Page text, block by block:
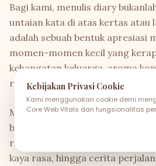
Bagi kami, menulis diary
untaian kata di atas kertas atau
adalah sebuah bentuk apresiasi
momen-momen kecil yang
kehangatan keluarga, aroma
refleksi pertumbuhan diri (*self-
Melalui portal *Diary of a
berkomitmen menyajikan
rumah yang menenangkan,
kaya rasa, hingga cerita
Kebijakan Privasi Cookie
Kami menggunakan cookie demi
Core Web Vitals dan fungsionalitas